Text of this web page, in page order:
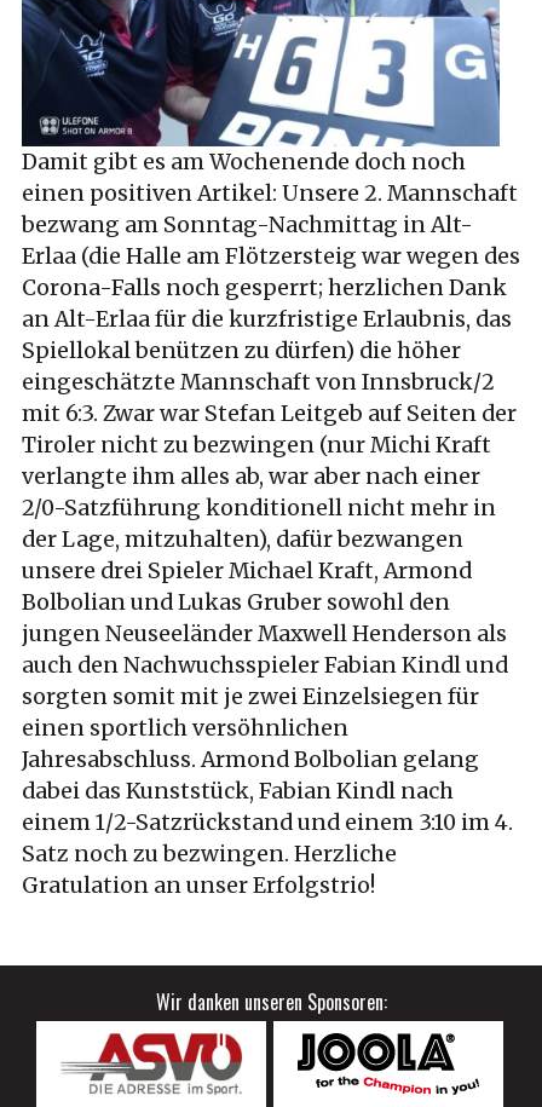
Damit gibt es am Wochenende doch noch
einen positiven Artikel: Unsere 2. Mannschaft
bezwang am Sonntag-Nachmittag in Alt-
Erlaa (die Halle am Flötzersteig war wegen des
Corona-Falls noch gesperrt; herzlichen Dank
an Alt-Erlaa für die kurzfristige Erlaubnis, das
Spiellokal benützen zu dürfen) die höher
eingeschätzte Mannschaft von Innsbruck/2
mit 6:3. Zwar war Stefan Leitgeb auf Seiten der
Tiroler nicht zu bezwingen (nur Michi Kraft
verlangte ihm alles ab, war aber nach einer
2/0-Satzführung konditionell nicht mehr in
der Lage, mitzuhalten), dafür bezwangen
unsere drei Spieler Michael Kraft, Armond
Bolbolian und Lukas Gruber sowohl den
jungen Neuseeländer Maxwell Henderson als
auch den Nachwuchsspieler Fabian Kindl und
sorgten somit mit je zwei Einzelsiegen für
einen sportlich versöhnlichen
Jahresabschluss. Armond Bolbolian gelang
dabei das Kunststück, Fabian Kindl nach
einem 1/2-Satzrückstand und einem 3:10 im 4.
Satz noch zu bezwingen. Herzliche
Gratulation an unser Erfolgstrio!
Wir danken unseren Sponsoren: